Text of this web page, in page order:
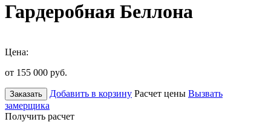
Гардеробная Беллона
Цена:
от 155 000 руб.
Заказать Добавить в корзину Расчет цены Вызвать
замерщика
Получить расчет